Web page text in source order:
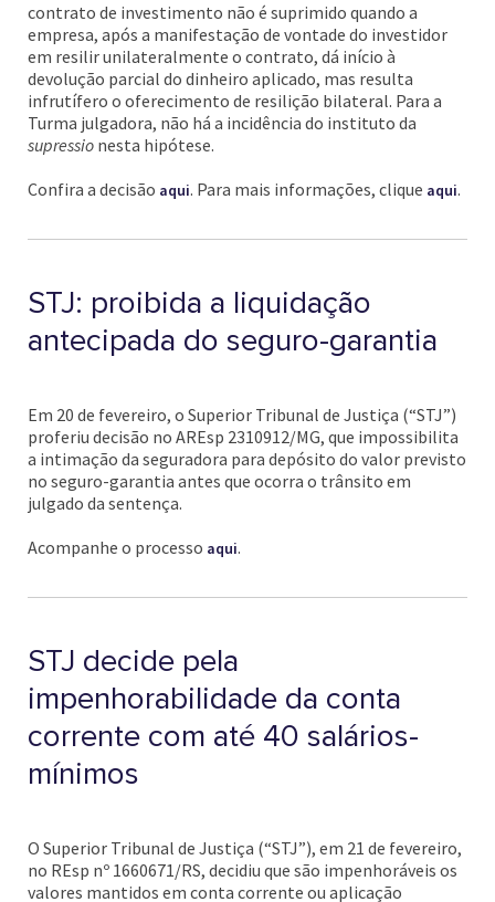
contrato de investimento não é suprimido quando a
empresa, após a manifestação de vontade do investidor
em resilir unilateralmente o contrato, dá início à
devolução parcial do dinheiro aplicado, mas resulta
infrutífero o oferecimento de resilição bilateral. Para a
Turma julgadora, não há a incidência do instituto da
supressio nesta hipótese.
Confira a decisão aqui. Para mais informações, clique aqui.
STJ: proibida a liquidação
antecipada do seguro-garantia
Em 20 de fevereiro, o Superior Tribunal de Justiça (“STJ”)
proferiu decisão no AREsp 2310912/MG, que impossibilita
a intimação da seguradora para depósito do valor previsto
no seguro-garantia antes que ocorra o trânsito em
julgado da sentença.
Acompanhe o processo aqui.
STJ decide pela
impenhorabilidade da conta
corrente com até 40 salários-
mínimos
O Superior Tribunal de Justiça (“STJ”), em 21 de fevereiro,
no REsp nº 1660671/RS, decidiu que são impenhoráveis os
valores mantidos em conta corrente ou aplicação